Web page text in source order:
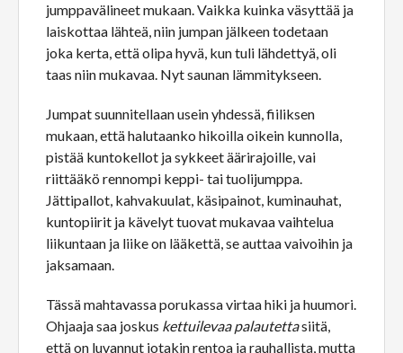
jumppavälineet mukaan. Vaikka kuinka väsyttää ja
laiskottaa lähteä, niin jumpan jälkeen todetaan
joka kerta, että olipa hyvä, kun tuli lähdettyä, oli
taas niin mukavaa. Nyt saunan lämmitykseen.
Jumpat suunnitellaan usein yhdessä, fiiliksen
mukaan, että halutaanko hikoilla oikein kunnolla,
pistää kuntokellot ja sykkeet äärirajoille, vai
riittääkö rennompi keppi- tai tuolijumppa.
Jättipallot, kahvakuulat, käsipainot, kuminauhat,
kuntopiirit ja kävelyt tuovat mukavaa vaihtelua
liikuntaan ja liike on lääkettä, se auttaa vaivoihin ja
jaksamaan.
Tässä mahtavassa porukassa virtaa hiki ja huumori.
Ohjaaja saa joskus kettuilevaa palautettasiitä,
että on luvannut jotakin rentoa ja rauhallista, mutta